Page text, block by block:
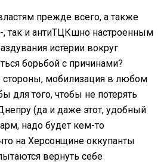
прежде всего, а также
, так и антиТЦКшно настроенным
истерии вокруг
борьбой с причинами?
стороны, мобилизация в любом
для того, чтобы не потерять
(да и даже этот, удобный
надо будет кем-то
на Херсонщине оккупанты
вернуть себе